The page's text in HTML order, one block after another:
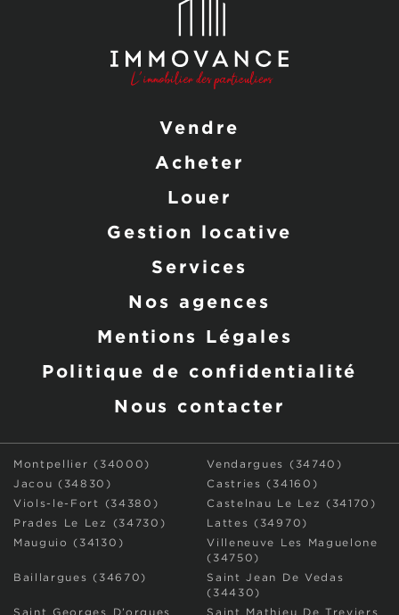
Vendre
Acheter
Louer
Gestion locative
Services
Nos agences
Mentions Légales
Politique de confidentialité
Nous contacter
Montpellier (34000)
Vendargues (34740)
Jacou (34830)
Castries (34160)
Viols-le-Fort (34380)
Castelnau Le Lez (34170)
Prades Le Lez (34730)
Lattes (34970)
Mauguio (34130)
Villeneuve Les Maguelone
(34750)
Baillargues (34670)
Saint Jean De Vedas
(34430)
Saint Georges D’orques
Saint Mathieu De Treviers